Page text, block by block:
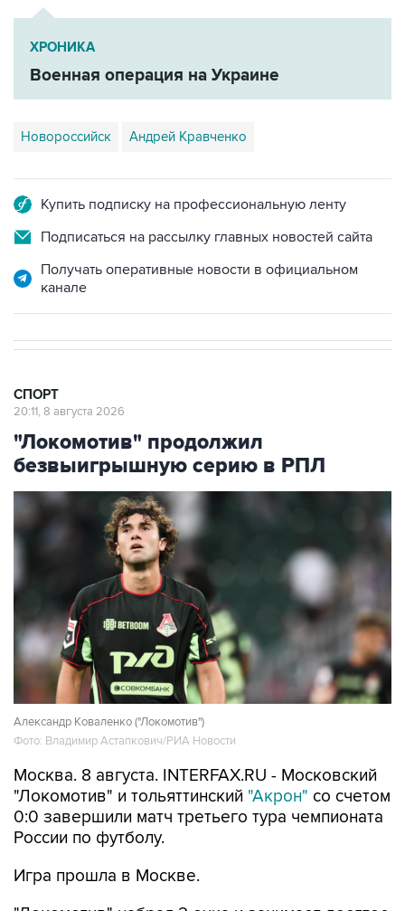
ХРОНИКА
Военная операция на Украине
Новороссийск Андрей Кравченко
Купить подписку на профессиональную ленту
Подписаться на рассылку главных новостей сайта
Получать оперативные новости в официальном
канале
СПОРТ
20:11, 8 августа 2026
"Локомотив" продолжил
безвыигрышную серию в РПЛ
Александр Коваленко ("Локомотив")
Фото: Владимир Астапкович/РИА Новости
Москва. 8 августа. INTERFAX.RU - Московский
"Локомотив" и тольяттинский "Акрон" со счетом
0:0 завершили матч третьего тура чемпионата
России по футболу.
Игра прошла в Москве.